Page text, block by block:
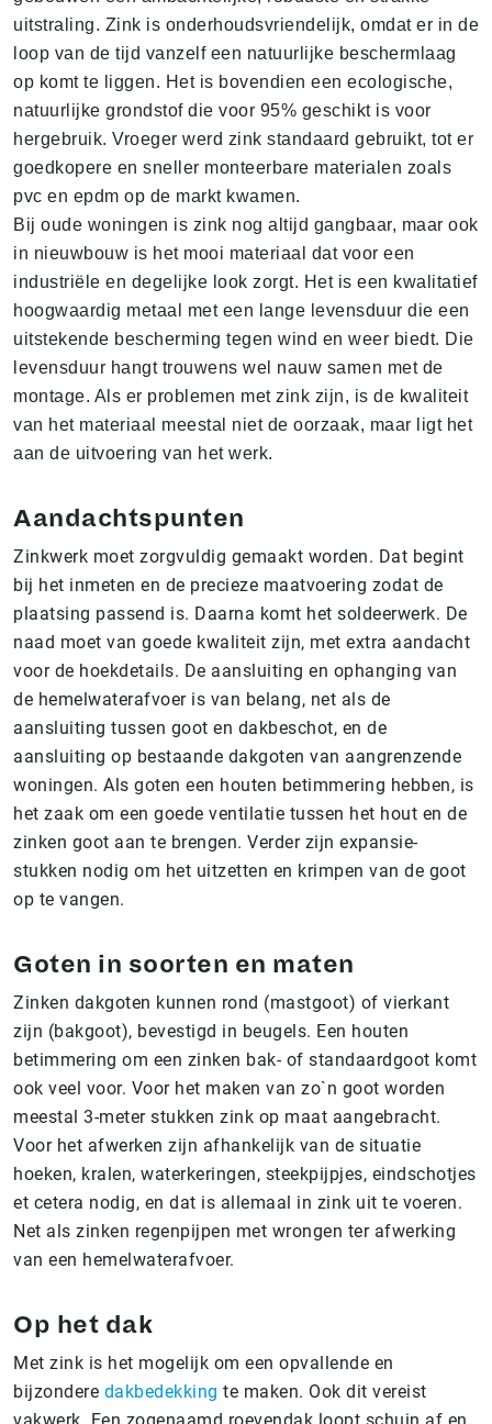
uitstraling. Zink is onderhoudsvriendelijk, omdat er in de
loop van de tijd vanzelf een natuurlijke beschermlaag
op komt te liggen. Het is bovendien een ecologische,
natuurlijke grondstof die voor 95% geschikt is voor
hergebruik. Vroeger werd zink standaard gebruikt, tot er
goedkopere en sneller monteerbare materialen zoals
pvc en epdm op de markt kwamen.
Bij oude woningen is zink nog altijd gangbaar, maar ook
in nieuwbouw is het mooi materiaal dat voor een
industriële en degelijke look zorgt. Het is een kwalitatief
hoogwaardig metaal met een lange levensduur die een
uitstekende bescherming tegen wind en weer biedt. Die
levensduur hangt trouwens wel nauw samen met de
montage. Als er problemen met zink zijn, is de kwaliteit
van het materiaal meestal niet de oorzaak, maar ligt het
aan de uitvoering van het werk.
Aandachtspunten
Zinkwerk moet zorgvuldig gemaakt worden. Dat begint
bij het inmeten en de precieze maatvoering zodat de
plaatsing passend is. Daarna komt het soldeerwerk. De
naad moet van goede kwaliteit zijn, met extra aandacht
voor de hoekdetails. De aansluiting en ophanging van
de hemelwaterafvoer is van belang, net als de
aansluiting tussen goot en dakbeschot, en de
aansluiting op bestaande dakgoten van aangrenzende
woningen. Als goten een houten betimmering hebben, is
het zaak om een goede ventilatie tussen het hout en de
zinken goot aan te brengen. Verder zijn expansie-
stukken nodig om het uitzetten en krimpen van de goot
op te vangen.
Goten in soorten en maten
Zinken dakgoten kunnen rond (mastgoot) of vierkant
zijn (bakgoot), bevestigd in beugels. Een houten
betimmering om een zinken bak- of standaardgoot komt
ook veel voor. Voor het maken van zo`n goot worden
meestal 3-meter stukken zink op maat aangebracht.
Voor het afwerken zijn afhankelijk van de situatie
hoeken, kralen, waterkeringen, steekpijpjes, eindschotjes
et cetera nodig, en dat is allemaal in zink uit te voeren.
Net als zinken regenpijpen met wrongen ter afwerking
van een hemelwaterafvoer.
Op het dak
Met zink is het mogelijk om een opvallende en
bijzondere dakbedekking te maken. Ook dit vereist